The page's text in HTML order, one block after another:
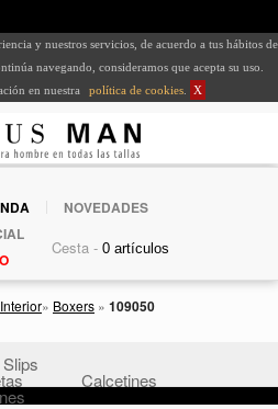
y nuestros servicios, de acuerdo a tus hábitos de
navegando, consideramos que acepta su uso.
en nuestra
política de cookies X
NOVEDADES
Cesta -
Interior» Boxers » 109050
Slips
Calcetines